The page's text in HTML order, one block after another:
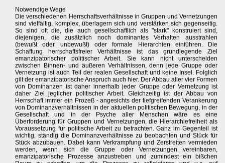
Notwendige Wege
Die verschiedenen Herrschaftsverhältnisse in Gruppen und Vernetzungen
sind vielfältig, komplex, überlagern sich und verstärken sich gegenseitig.
So sind oft die, die auch gesellschaftlich als "stark" konstruiert sind,
diejenigen, die zusätzlich noch dominantes Verhalten ausstrahlen
(bewußt oder unbewußt) oder formale Hierarchien einführen. Die
Schaffung herrschaftsfreier Verhältnisse ist das grundlegende Ziel
emanzipatorischer politischer Arbeit. Sie kann nicht unterscheiden
zwischen Binnen- und äußeren Verhältnissen, denn jede Gruppe oder
Vernetzung ist auch Teil der realen Gesellschaft und keine Insel. Folglich
gilt der emanzipatorische Anspruch auch hier. Der Abbau aller vier Formen
von Dominanzen ist daher innerhalb jeder Gruppe oder Vernetzung ist
daher Ziel jeglicher politischer Arbeit. Gleichzeitig ist der Abbau von
Herrschaft immer ein Prozeß - angesichts der tiefgreifenden Verankerung
von Dominanzverhältnissen in der aktuellen politischen Bewegung, in der
Gesellschaft und in der Psyche aller Menschen wäre es eine
Überforderung für Gruppen und Vernetzungen, die Hierarchiefreiheit als
Voraussetzung für politische Arbeit zu betrachten. Ganz im Gegenteil ist
wichtig, ständig die Dominanzverhältnisse zu beobachten und Stück für
Stück abzubauen. Dabei kann Verkrampfung und Zerstreiten vermieden
werden, wenn sich die Gruppe oder Vernetzungen vereinbaren,
emanzipatorische Prozesse anzustreben und zumindest ein bißchen